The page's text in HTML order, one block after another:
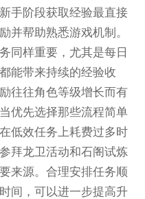
手阶段获取经验最直接
并帮助熟悉游戏机制。
同样重要，尤其是每日
能带来持续的经验收
往往角色等级增长而有
优先选择那些流程简单
低效任务上耗费过多时
拜龙卫活动和石阁试炼
来源。合理安排任务顺
间，可以进一步提高升